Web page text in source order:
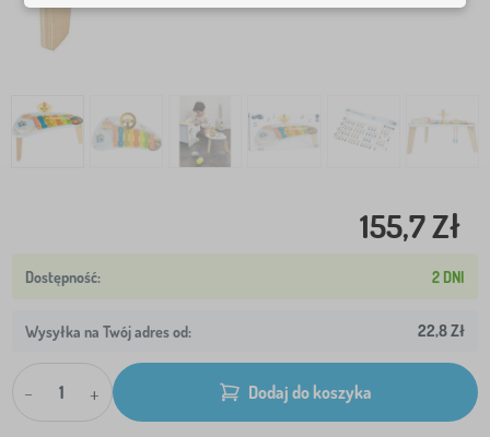
155,7 Zł
2 DNI
Wysyłka na Twój adres od: 22,8 Zł
- + Dodaj do koszyka